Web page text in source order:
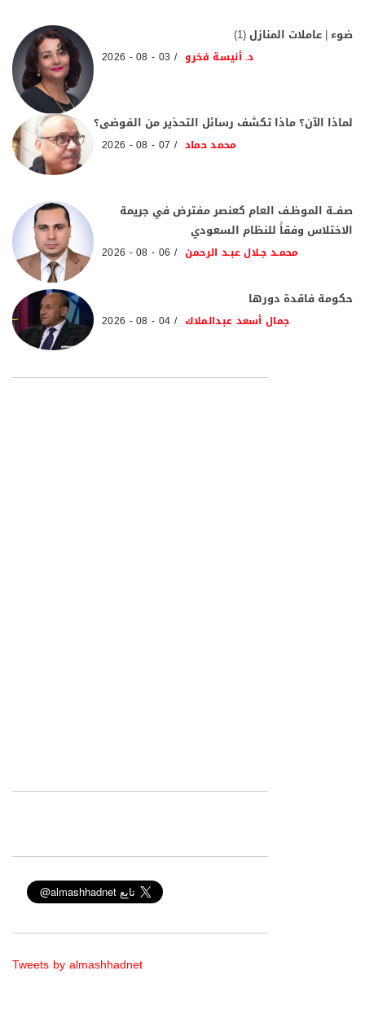
ضوء | عاملات المنازل (1)
د. أنيسة فخرو 03 - 08 - 2026
لماذا الآن؟ ماذا تكشف رسائل التحذير من الفوضى؟
محمد حماد 07 - 08 - 2026
صفــة الموظـف العام كعنصر مفترض في جريمة
الاختلاس وفقاً للنظام السعودي
محمـد جـلال عبـد الرحمن 06 - 08 - 2026
حكومة فاقدة دورها
جمال أسعد عبدالملاك 04 - 08 - 2026
Tweets by almashhadnet